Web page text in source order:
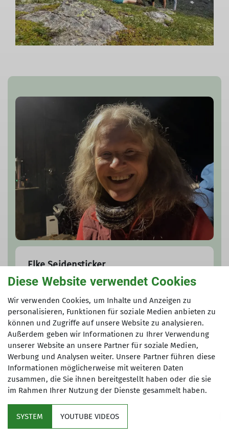
Elke Seidensticker
0611547156
017621436898
Anfrage senden
Diese Website verwendet Cookies
Wir verwenden Cookies, um Inhalte und Anzeigen zu
personalisieren, Funktionen für soziale Medien anbieten zu
können und Zugriffe auf unsere Website zu analysieren.
Außerdem geben wir Informationen zu Ihrer Verwendung
unserer Website an unsere Partner für soziale Medien,
Werbung und Analysen weiter. Unsere Partner führen diese
Informationen möglicherweise mit weiteren Daten
zusammen, die Sie ihnen bereitgestellt haben oder die sie
im Rahmen Ihrer Nutzung der Dienste gesammelt haben.
SYSTEM YOUTUBE VIDEOS